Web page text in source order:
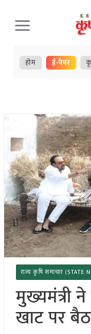
Skip
to
content
होम ई-पेपर
राज्य कृषि समाचार (STATE
खाट पर